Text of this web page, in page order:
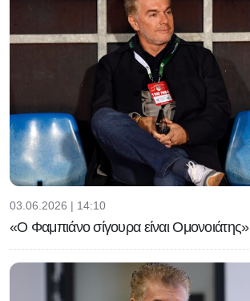
03.06.2026 | 14:10
«Ο Φαμπιάνο σίγουρα είναι Ομονοιάτης»